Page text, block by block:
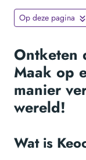
Op deze pagina
Ontketen
Maak op
manier
wereld!
Wat is